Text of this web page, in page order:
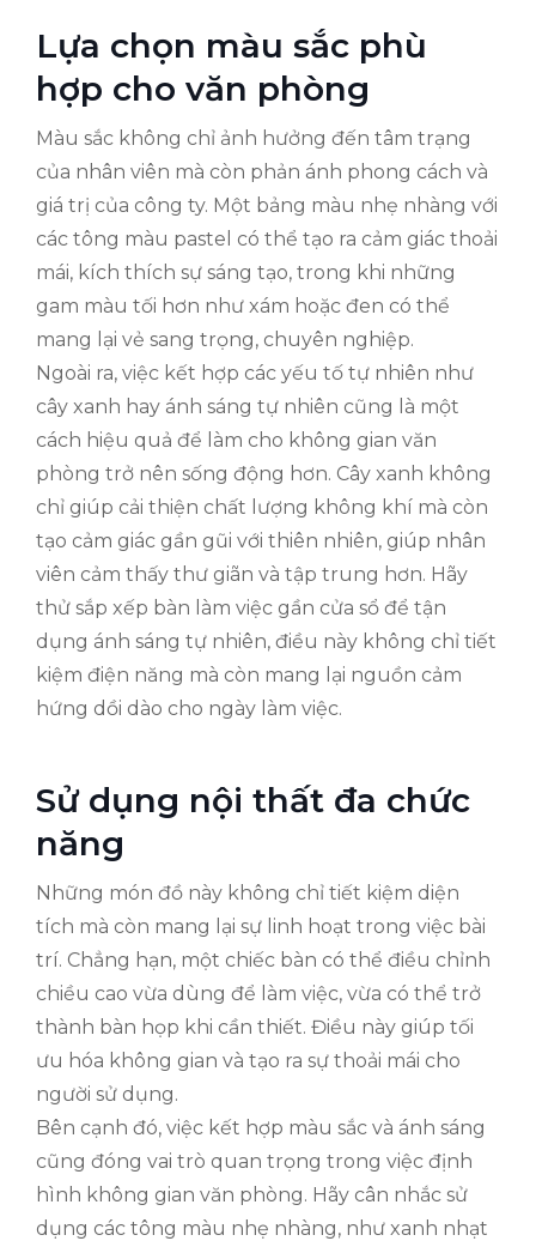
Lựa chọn màu sắc phù
hợp cho văn phòng
Màu sắc không chỉ ảnh hưởng đến tâm trạng
của nhân viên mà còn phản ánh phong cách và
giá trị của công ty. Một bảng màu nhẹ nhàng với
các tông màu pastel có thể tạo ra cảm giác thoải
mái, kích thích sự sáng tạo, trong khi những
gam màu tối hơn như xám hoặc đen có thể
mang lại vẻ sang trọng, chuyên nghiệp.
Ngoài ra, việc kết hợp các yếu tố tự nhiên như
cây xanh hay ánh sáng tự nhiên cũng là một
cách hiệu quả để làm cho không gian văn
phòng trở nên sống động hơn. Cây xanh không
chỉ giúp cải thiện chất lượng không khí mà còn
tạo cảm giác gần gũi với thiên nhiên, giúp nhân
viên cảm thấy thư giãn và tập trung hơn. Hãy
thử sắp xếp bàn làm việc gần cửa sổ để tận
dụng ánh sáng tự nhiên, điều này không chỉ tiết
kiệm điện năng mà còn mang lại nguồn cảm
hứng dồi dào cho ngày làm việc.
Sử dụng nội thất đa chức
năng
Những món đồ này không chỉ tiết kiệm diện
tích mà còn mang lại sự linh hoạt trong việc bài
trí. Chẳng hạn, một chiếc bàn có thể điều chỉnh
chiều cao vừa dùng để làm việc, vừa có thể trở
thành bàn họp khi cần thiết. Điều này giúp tối
ưu hóa không gian và tạo ra sự thoải mái cho
người sử dụng.
Bên cạnh đó, việc kết hợp màu sắc và ánh sáng
cũng đóng vai trò quan trọng trong việc định
hình không gian văn phòng. Hãy cân nhắc sử
dụng các tông màu nhẹ nhàng, như xanh nhạt